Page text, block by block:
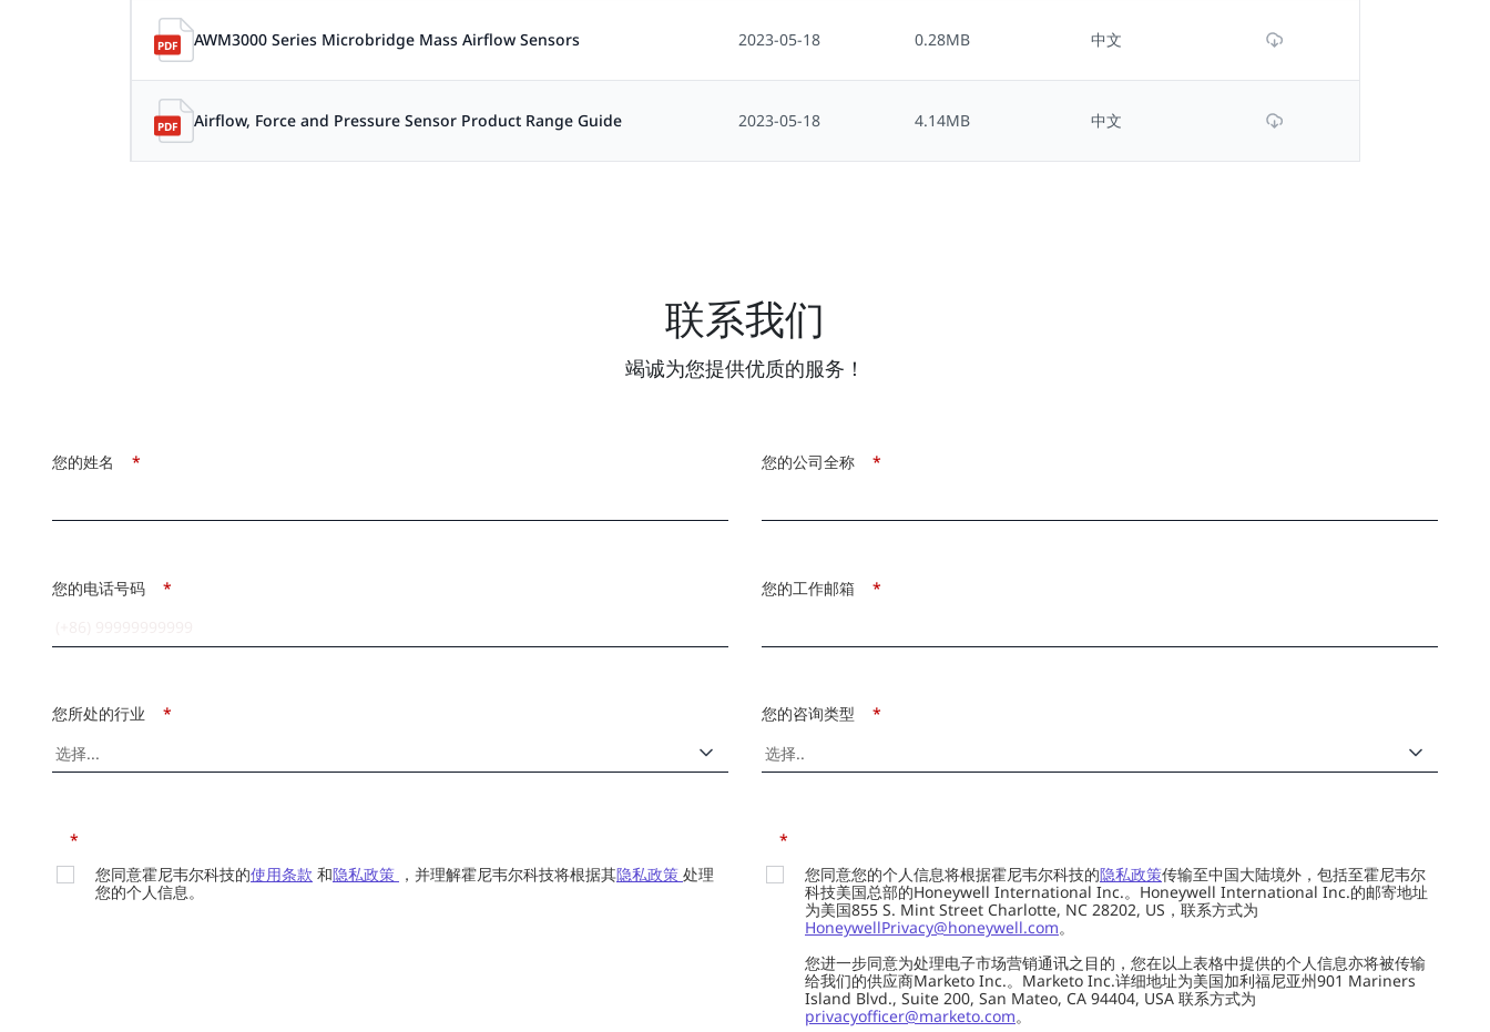
AWM3000 Series Microbridge Mass Airflow Sensors 2023-05-18 0.28MB 中文
Airflow, Force and Pressure Sensor Product Range Guide 2023-05-18 4.14MB 中文
联系我们
竭诚为您提供优质的服务！
*
您的姓名 *
您的公司全称
*
您的电话号码 *
您的工作邮箱
*
您所处的行业 *
您的咨询类型
*
您同意霍尼韦尔科技的使用条款 和隐私政策 ，并理解霍尼韦尔科技将根据其隐私政策 处理
您的个人信息。
*
您同意您的个人信息将根据霍尼韦尔科技的隐私政策传输至中国大陆境外，包括至霍尼韦尔
科技美国总部的Honeywell International Inc.。Honeywell International Inc.的邮寄地址
为美国855 S. Mint Street Charlotte, NC 28202, US，联系方式为
HoneywellPrivacy@honeywell.com。
您进一步同意为处理电子市场营销通讯之目的，您在以上表格中提供的个人信息亦将被传输
给我们的供应商Marketo Inc.。Marketo Inc.详细地址为美国加利福尼亚州901 Mariners
Island Blvd., Suite 200, San Mateo, CA 94404, USA 联系方式为
privacyofficer@marketo.com。